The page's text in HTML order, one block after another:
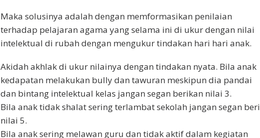
Maka solusinya adalah dengan memformasikan penilaian
terhadap pelajaran agama yang selama ini di ukur dengan nilai
intelektual di rubah dengan mengukur tindakan hari hari anak.
Akidah akhlak di ukur nilainya dengan tindakan nyata. Bila anak
kedapatan melakukan bully dan tawuran meskipun dia pandai
dan bintang intelektual kelas jangan segan berikan nilai 3.
Bila anak tidak shalat sering terlambat sekolah jangan segan beri
nilai 5.
Bila anak sering melawan guru dan tidak aktif dalam kegiatan